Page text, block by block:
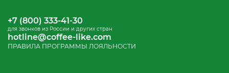
+7 (800) 333-41-30
для звонков из России и других стран
hotline@coffee-like.com
ПРАВИЛА ПРОГРАММЫ ЛОЯЛЬНОСТИ